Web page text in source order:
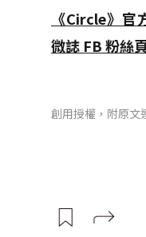
《Circle》官
微誌 FB 粉絲
創用授權，附原文